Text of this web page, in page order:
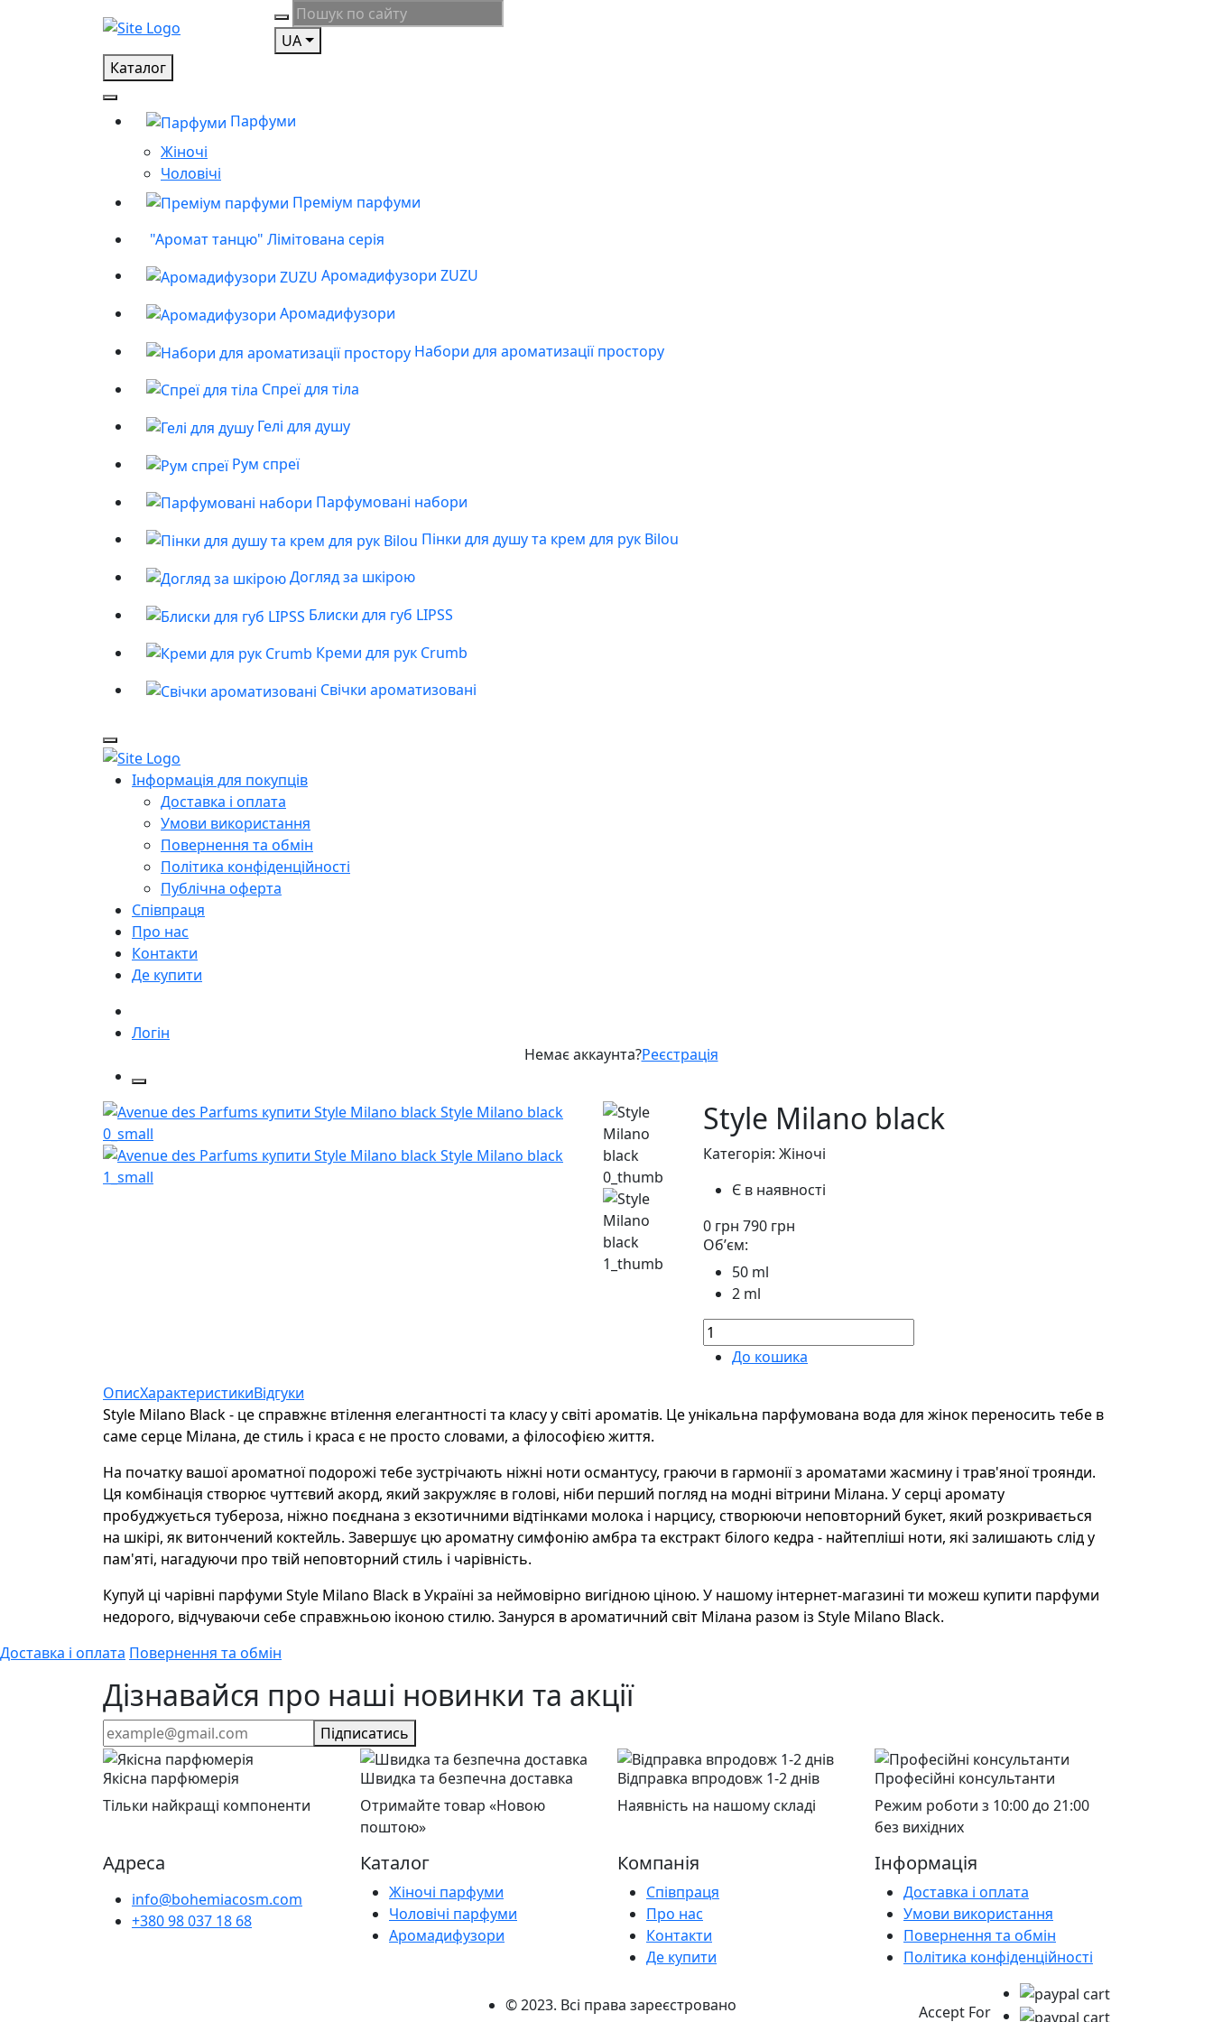
UA
Каталог
Парфуми
Жіночі
Чоловічі
Преміум парфуми
"Аромат танцю" Лімітована серія
Аромадифузори ZUZU
Аромадифузори
Набори для ароматизації простору
Спреї для тіла
Гелі для душу
Рум спреї
Парфумовані набори
Пінки для душу та крем для рук Bilou
Догляд за шкірою
Блиски для губ LIPSS
Креми для рук Crumb
Свічки ароматизовані
Інформація для покупців
Доставка і оплата
Умови використання
Повернення та обмін
Політика конфіденційності
Публічна оферта
Співпраця
Про нас
Контакти
Де купити
Логін
Немає аккаунта?Реєстрація
Style Milano black
Категорія: Жіночі
Є в наявності
0 грн 790 грн
Обʼєм:
50 ml
2 ml
До кошика
ОписХарактеристикиВідгуки
Style Milano Black - це справжнє втілення елегантності та класу у світі ароматів. Це унікальна парфумована вода для жінок переносить тебе в
саме серце Мілана, де стиль і краса є не просто словами, а філософією життя.
На початку вашої ароматної подорожі тебе зустрічають ніжні ноти османтусу, граючи в гармонії з ароматами жасмину і трав'яної троянди.
Ця комбінація створює чуттєвий акорд, який закружляє в голові, ніби перший погляд на модні вітрини Мілана. У серці аромату
пробуджується тубероза, ніжно поєднана з екзотичними відтінками молока і нарцису, створюючи неповторний букет, який розкривається
на шкірі, як витончений коктейль. Завершує цю ароматну симфонію амбра та екстракт білого кедра - найтепліші ноти, які залишають слід у
пам'яті, нагадуючи про твій неповторний стиль і чарівність.
Купуй ці чарівні парфуми Style Milano Black в Україні за неймовірно вигідною ціною. У нашому інтернет-магазині ти можеш купити парфуми
недорого, відчуваючи себе справжньою іконою стилю. Занурся в ароматичний світ Мілана разом із Style Milano Black.
Доставка і оплата Повернення та обмін
Дізнавайся про наші новинки та акції
Підписатись
Якісна парфюмерія
Тільки найкращі компоненти
Швидка та безпечна доставка
Отримайте товар «Новою
поштою»
Відправка впродовж 1-2 днів
Наявність на нашому складі
Професійні консультанти
Режим роботи з 10:00 до 21:00
без вихідних
Адреса
info@bohemiacosm.com
+380 98 037 18 68
Каталог
Жіночі парфуми
Чоловічі парфуми
Аромадифузори
Компанія
Співпраця
Про нас
Контакти
Де купити
Інформація
Доставка і оплата
Умови використання
Повернення та обмін
Політика конфіденційності
© 2023. Всі права зареєстровано Accept For